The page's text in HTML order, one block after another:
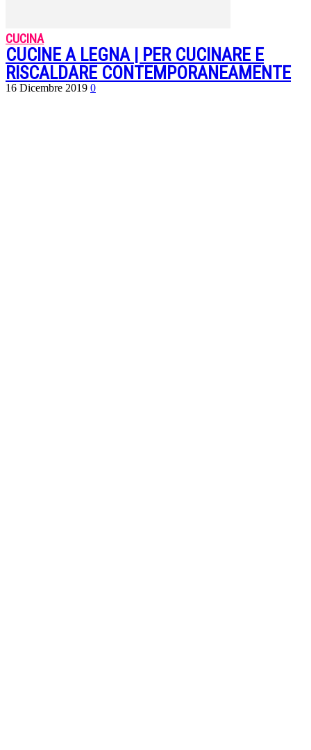
CUCINA
CUCINE A LEGNA | PER CUCINARE E
RISCALDARE CONTEMPORANEAMENTE
16 Dicembre 2019 0